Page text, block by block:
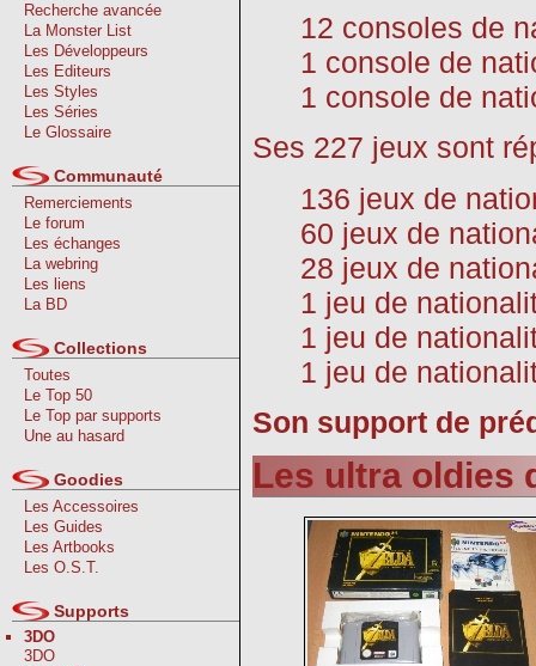
Recherche avancée
La Monster List
Les Développeurs
Les Editeurs
Les Styles
Les Séries
Le Glossaire
Communauté
Remerciements
Le forum
Les échanges
La webring
Les liens
La BD
Collections
Toutes
Le Top 50
Le Top par supports
Une au hasard
Goodies
Les Accessoires
Les Guides
Les Artbooks
Les O.S.T.
Supports
3DO
3DO
12 consoles de
1 console de
1 console de
Ses 227 jeux sont
136 jeux de
60 jeux de
28 jeux de
1 jeu de
1 jeu de
1 jeu de
Son support de
Les ultra oldies